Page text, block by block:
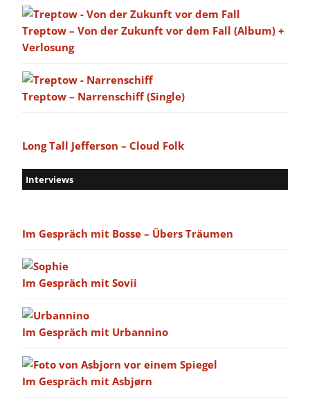
Treptow – Von der Zukunft vor dem Fall (Album) +
Verlosung
Treptow – Narrenschiff (Single)
Long Tall Jefferson – Cloud Folk
Interviews
Im Gespräch mit Bosse – Übers Träumen
Im Gespräch mit Sovii
Im Gespräch mit Urbannino
Im Gespräch mit Asbjørn